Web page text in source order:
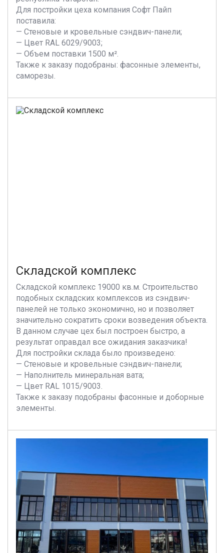
Для постройки цеха компания Софт Пайп
поставила:
— Стеновые и кровельные сэндвич-панели;
— Цвет RAL 6029/9003;
— Объем поставки 1500 м².
Также к заказу подобраны: фасонные элементы,
саморезы.
Складской комплекс
Складской комплекс 19000 кв.м. Строительство
подобных складских комплексов из сэндвич-
панелей не только экономично, но и позволяет
значительно сократить сроки возведения объекта.
В данном случае цех был построен быстро, а
результат оправдал все ожидания заказчика!
Для постройки склада было произведено:
— Стеновые и кровельные сэндвич-панели;
— Наполнитель минеральная вата;
— Цвет RAL 1015/9003.
Также к заказу подобраны фасонные и доборные
элементы.